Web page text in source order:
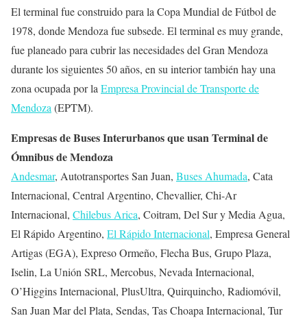
El terminal fue construido para la Copa Mundial de Fútbol de
1978, donde Mendoza fue subsede. El terminal es muy grande,
fue planeado para cubrir las necesidades del Gran Mendoza
durante los siguientes 50 años, en su interior también hay una
zona ocupada por la Empresa Provincial de Transporte de
Mendoza (EPTM).
Empresas de Buses Interurbanos que usan Terminal de
Ómnibus de Mendoza
Andesmar, Autotransportes San Juan, Buses Ahumada, Cata
Internacional, Central Argentino, Chevallier, Chi-Ar
Internacional, Chilebus Arica, Coitram, Del Sur y Media Agua,
El Rápido Argentino, El Rápido Internacional, Empresa General
Artigas (EGA), Expreso Ormeño, Flecha Bus, Grupo Plaza,
Iselin, La Unión SRL, Mercobus, Nevada Internacional,
O’Higgins Internacional, PlusUltra, Quirquincho, Radiomóvil,
San Juan Mar del Plata, Sendas, Tas Choapa Internacional, Tur